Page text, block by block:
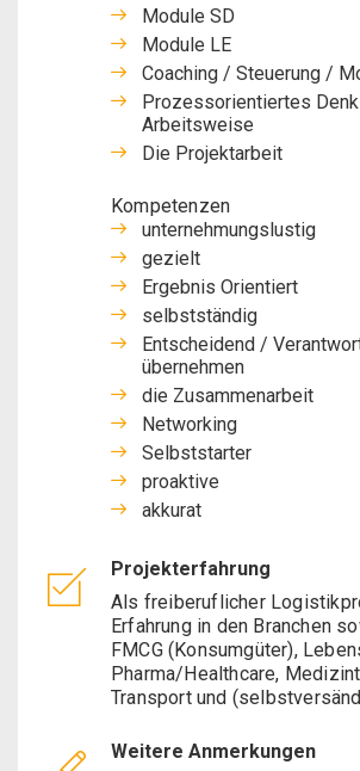
Module SD
Module LE
Coaching / Steuerung /
Prozessorientiertes
Arbeitsweise
Die Projektarbeit
Kompetenzen
unternehmungslustig
gezielt
Ergebnis Orientiert
selbstständig
Entscheidend /
übernehmen
die Zusammenarbeit
Networking
Selbststarter
proaktive
akkurat
Projekterfahrung
Als freiberuflicher
Erfahrung in den Branchen
FMCG (Konsumgüter),
Pharma/Healthcare,
Transport und
Weitere Anmerkungen